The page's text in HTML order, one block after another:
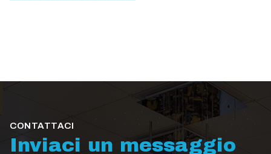
CONTATTACI
Inviaci un messaggio